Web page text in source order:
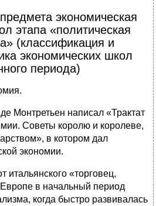
экономическая
этапа «политическая
(классификация и
экономических школ
периода)
Монтретьен написал «Трактат
Советы королю и королеве,
в котором дал
экономии.
итальянского «торговец,
в начальный период
когда быстро развивалась